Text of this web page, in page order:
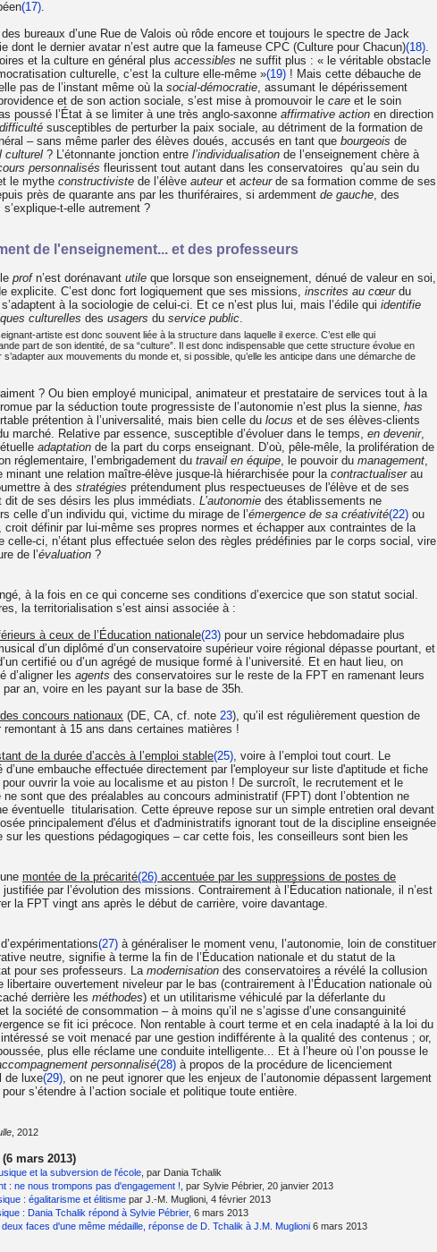
(17).
bureaux d’une Rue de Valois où rôde encore et toujours le spectre de Jack
dont le dernier avatar n’est autre que la fameuse CPC (Culture pour Chacun)(18).
et la culture en général plus accessibles ne suffit plus : « le véritable obstacle
culturelle, c’est la culture elle-même »(19) ! Mais cette débauche de
pas de l’instant même où la social-démocratie, assumant le dépérissement
et de son action sociale, s’est mise à promouvoir le care et le soin
poussé l’État à se limiter à une très anglo-saxonne affirmative action en direction
susceptibles de perturber la paix sociale, au détriment de la formation de
– sans même parler des élèves doués, accusés en tant que bourgeois de
culturel ? L’étonnante jonction entre l’individualisation de l’enseignement chère à
personnalisés fleurissent tout autant dans les conservatoires qu’au sein du
le mythe constructiviste de l’élève auteuret acteurde sa formation comme de ses
près de quarante ans par les thuriféraires, si ardemment de gauche, des
s’explique-t-elle autrement ?
de l'enseignement... et des professeurs
profn’est dorénavant utile que lorsque son enseignement, dénué de valeur en soi,
explicite. C’est donc fort logiquement que ses missions, inscrites au cœurdu
à la sociologie de celui-ci. Et ce n’est plus lui, mais l’édile qui identifie
culturelles des usagers du service public.
artiste est donc souvent liée à la structure dans laquelle il exerce. C’est elle qui
part de son identité, de sa “culture”. Il est donc indispensable que cette structure évolue en
aux mouvements du monde et, si possible, qu’elle les anticipe dans une démarche de
? Ou bien employé municipal, animateur et prestataire de services tout à la
par la séduction toute progressiste de l’autonomie n’est plus la sienne, has
prétention à l’universalité, mais bien celle du locus et de ses élèves-clients
marché. Relative par essence, susceptible d’évoluer dans le temps, en devenir,
adaptation de la part du corps enseignant. D’où, pêle-mêle, la prolifération de
réglementaire, l’embrigadement du travail en équipe, le pouvoir du management,
minant une relation maître-élève jusque-là hiérarchisée pour la contractualiserau
à des stratégies prétendument plus respectueuses de l'élève et de ses
dit de ses désirs les plus immédiats. L’autonomie des établissements ne
celle d’un individu qui, victime du mirage de l’émergence de sa créativité(22) ou
croit définir par lui-même ses propres normes et échapper aux contraintes de la
celle-ci, n’étant plus effectuée selon des règles prédéfinies par le corps social, vire
de l’évaluation ?
à la fois en ce qui concerne ses conditions d’exercice que son statut social.
la territorialisation s’est ainsi associée à :
à ceux de l’Éducation nationale(23) pour un service hebdomadaire plus
d’un diplômé d’un conservatoire supérieur voire régional dépasse pourtant, et
certifié ou d’un agrégé de musique formé à l’université. Et en haut lieu, on
d’aligner les agents des conservatoires sur le reste de la FPT en ramenant leurs
an, voire en les payant sur la base de 35h.
concours nationaux (DE, CA, cf. note 23), qu’il est régulièrement question de
remontant à 15 ans dans certaines matières !
de la durée d’accès à l’emploi stable(25), voire à l’emploi tout court. Le
embauche effectuée directement par l'employeur sur liste d'aptitude et fiche
ouvrir la voie au localisme et au piston ! De surcroît, le recrutement et le
sont que des préalables au concours administratif (FPT) dont l’obtention ne
éventuelle titularisation. Cette épreuve repose sur un simple entretien oral devant
principalement d'élus et d'administratifs ignorant tout de la discipline enseignée
sur les questions pédagogiques – car cette fois, les conseilleurs sont bien les
montée de la précarité(26) accentuée par les suppressions de postes de
par l’évolution des missions. Contrairement à l’Éducation nationale, il n’est
la FPT vingt ans après le début de carrière, voire davantage.
(27) à généraliser le moment venu, l’autonomie, loin de constituer
neutre, signifie à terme la fin de l’Éducation nationale et du statut de la
pour ses professeurs. La modernisation des conservatoires a révélé la collusion
libertaire ouvertement niveleur par le bas (contrairement à l’Éducation nationale où
derrière les méthodes) et un utilitarisme véhiculé par la déferlante du
la société de consommation – à moins qu’il ne s’agisse d’une consanguinité
se fit ici précoce. Non rentable à court terme et en cela inadapté à la loi du
se voit menacé par une gestion indifférente à la qualité des contenus ; or,
plus elle réclame une conduite intelligente... Et à l’heure où l’on pousse le
personnalisé(28) à propos de la procédure de licenciement
de luxe(29), on ne peut ignorer que les enjeux de l’autonomie dépassent largement
s’étendre à l’action sociale et politique toute entière.
, 2012
mars 2013)
et la subversion de l'école , par Dania Tchalik
: ne nous trompons pas d'engagement ! , par Sylvie Pébrier, 20 janvier 2013
: égalitarisme et élitisme par J.-M. Muglioni, 4 février 2013
: Dania Tchalik répond à Sylvie Pébrier, 6 mars 2013
faces d'une même médaille, réponse de D. Tchalik à J.M. Muglioni 6 mars 2013